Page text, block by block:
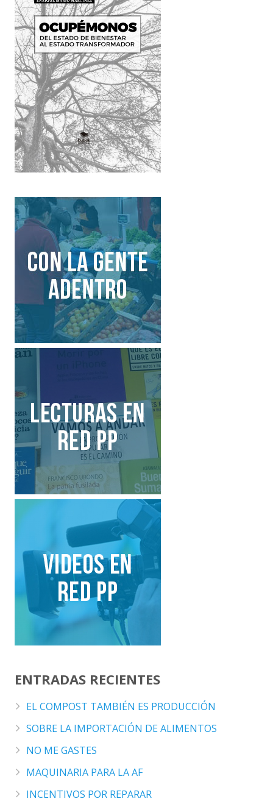
ENTRADAS RECIENTES
EL COMPOST TAMBIÉN ES PRODUCCIÓN
SOBRE LA IMPORTACIÓN DE ALIMENTOS
NO ME GASTES
MAQUINARIA PARA LA AF
INCENTIVOS POR REPARAR